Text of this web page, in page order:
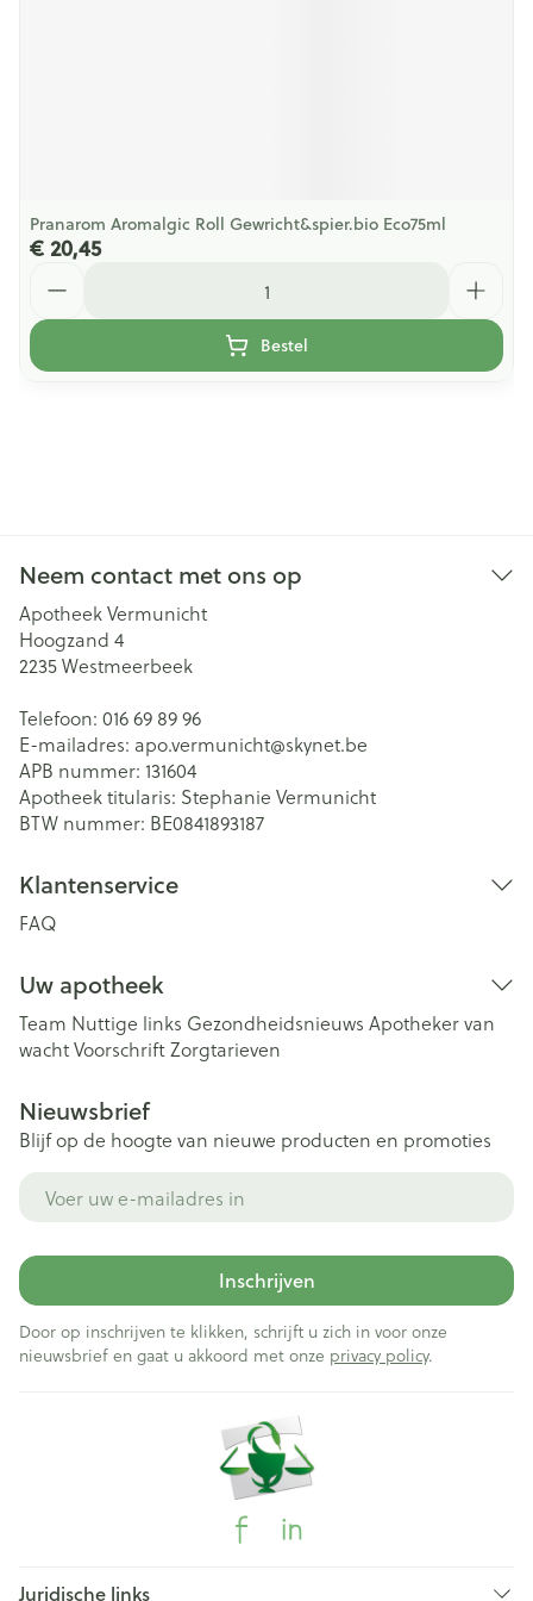
Pranarom Aromalgic Roll Gewricht&spier.bio Eco75ml
€ 20,45
Bestel
Neem contact met ons op
Apotheek Vermunicht
Hoogzand 4
2235Westmeerbeek
Telefoon: 016 69 89 96
E-mailadres: apo.vermunicht@skynet.be
APB nummer: 131604
Apotheek titularis: Stephanie Vermunicht
BTW nummer: BE0841893187
Klantenservice
FAQ
Uw apotheek
Team Nuttige links Gezondheidsnieuws Apotheker van
wachtVoorschriftZorgtarieven
Nieuwsbrief
Blijf op de hoogte van nieuwe producten en promoties
Inschrijven
Door op inschrijven te klikken, schrijft u zich in voor onze
nieuwsbrief en gaat u akkoord met onze privacy policy.
Juridische links